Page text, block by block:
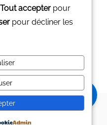
MINERALI
Tout accepter pour
pour décliner les